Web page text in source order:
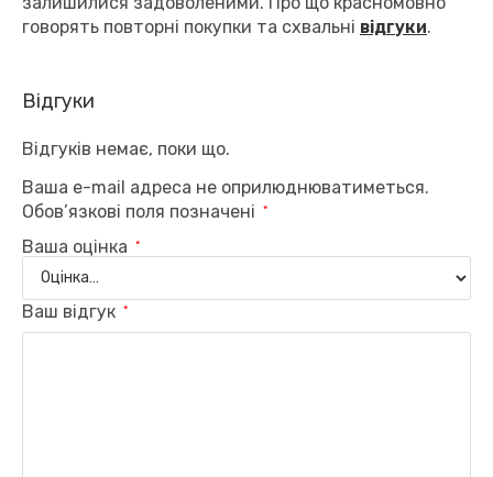
говорять повторні покупки та схвальні відгуки.
Відгуки
Відгуків немає, поки що.
Ваша e-mail адреса не оприлюднюватиметься.
Обов’язкові поля позначені
*
Ваша оцінка *
Ваш відгук *